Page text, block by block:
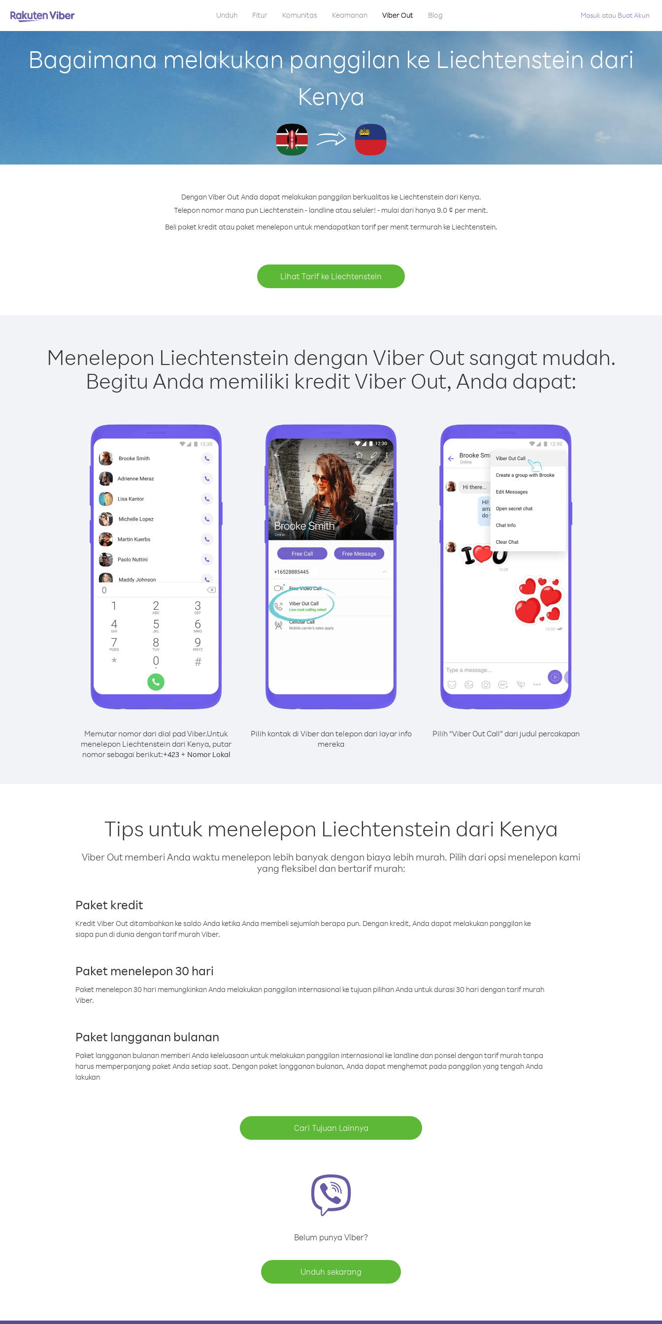
Unduh Fitur Komunitas Keamanan Viber Out Blog Masuk atau Buat Akun
Bagaimana melakukan panggilan ke Liechtenstein dari
Kenya
Dengan Viber Out Anda dapat melakukan panggilan berkualitas ke Liechtenstein dari Kenya.
Telepon nomor mana pun Liechtenstein - landline atau seluler! - mulai dari hanya 9.0 ¢ per menit.
Beli paket kredit atau paket menelepon untuk mendapatkan tarif per menit termurah ke Liechtenstein.
Lihat Tarif ke Liechtenstein
Menelepon Liechtenstein dengan Viber Out sangat mudah.
Begitu Anda memiliki kredit Viber Out, Anda dapat:
Memutar nomor dari dial pad Viber.Untuk
menelepon Liechtenstein dari Kenya, putar
nomor sebagai berikut:+423+ Nomor Lokal
Pilih kontak di Viber dan telepon dari layar info
mereka
Pilih “Viber Out Call” dari judul percakapan
Tips untuk menelepon Liechtenstein dari Kenya
Viber Out memberi Anda waktu menelepon lebih banyak dengan biaya lebih murah. Pilih dari opsi menelepon kami
yang fleksibel dan bertarif murah:
Paket kredit
Kredit Viber Out ditambahkan ke saldo Anda ketika Anda membeli sejumlah berapa pun. Dengan kredit, Anda dapat melakukan panggilan ke
siapa pun di dunia dengan tarif murah Viber.
Paket menelepon 30 hari
Paket menelepon 30 hari memungkinkan Anda melakukan panggilan internasional ke tujuan pilihan Anda untuk durasi 30 hari dengan tarif murah
Viber.
Paket langganan bulanan
Paket langganan bulanan memberi Anda keleluasaan untuk melakukan panggilan internasional ke landline dan ponsel dengan tarif murah tanpa
harus memperpanjang paket Anda setiap saat. Dengan paket langganan bulanan, Anda dapat menghemat pada panggilan yang tengah Anda
lakukan
Cari Tujuan Lainnya
Belum punya Viber?
Unduh sekarang